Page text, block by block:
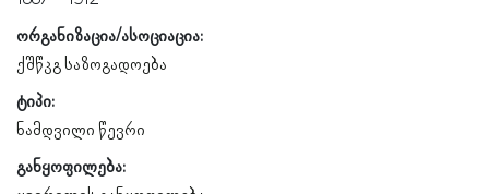
ორგანიზაცია/ასოციაცია:
ქშწკგ საზოგადოება
ტიპი:
ნამდვილი წევრი
განყოფილება: